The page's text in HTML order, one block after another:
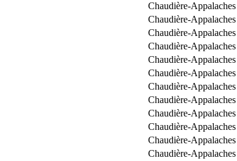
Chaudière-Appalaches
Chaudière-Appalaches
Chaudière-Appalaches
Chaudière-Appalaches
Chaudière-Appalaches
Chaudière-Appalaches
Chaudière-Appalaches
Chaudière-Appalaches
Chaudière-Appalaches
Chaudière-Appalaches
Chaudière-Appalaches
Chaudière-Appalaches